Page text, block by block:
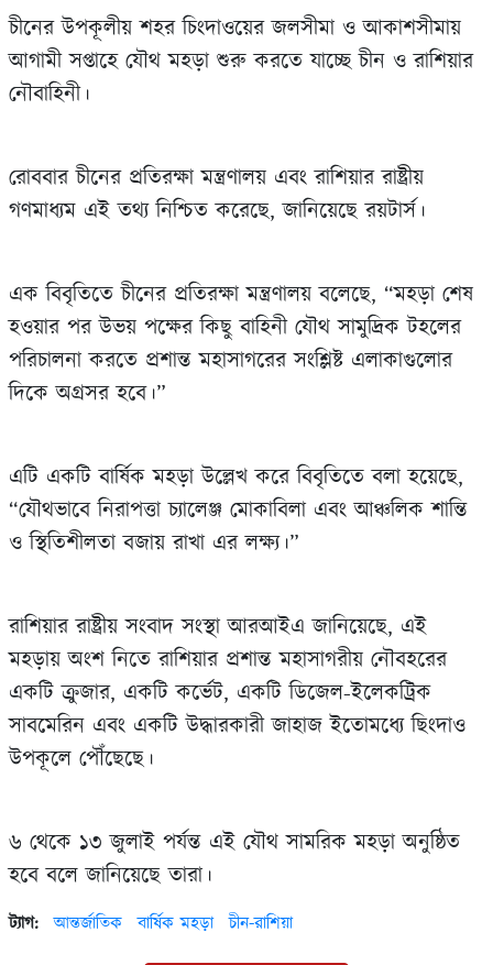
চীনের উপকূলীয় শহর চিংদাওয়ের জলসীমা ও আকাশসীমায়
আগামী সপ্তাহে যৌথ মহড়া শুরু করতে যাচ্ছে চীন ও রাশিয়ার
নৌবাহিনী।
রোববার চীনের প্রতিরক্ষা মন্ত্রণালয় এবং রাশিয়ার রাষ্ট্রীয়
গণমাধ্যম এই তথ্য নিশ্চিত করেছে, জানিয়েছে রয়টার্স।
এক বিবৃতিতে চীনের প্রতিরক্ষা মন্ত্রণালয় বলেছে, “মহড়া শেষ
হওয়ার পর উভয় পক্ষের কিছু বাহিনী যৌথ সামুদ্রিক টহলের
পরিচালনা করতে প্রশান্ত মহাসাগরের সংশ্লিষ্ট এলাকাগুলোর
দিকে অগ্রসর হবে।”
এটি একটি বার্ষিক মহড়া উল্লেখ করে বিবৃতিতে বলা হয়েছে,
“যৌথভাবে নিরাপত্তা চ্যালেঞ্জ মোকাবিলা এবং আঞ্চলিক শান্তি
ও স্থিতিশীলতা বজায় রাখা এর লক্ষ্য।”
রাশিয়ার রাষ্ট্রীয় সংবাদ সংস্থা আরআইএ জানিয়েছে, এই
মহড়ায় অংশ নিতে রাশিয়ার প্রশান্ত মহাসাগরীয় নৌবহরের
একটি ক্রুজার, একটি কর্ভেট, একটি ডিজেল-ইলেকট্রিক
সাবমেরিন এবং একটি উদ্ধারকারী জাহাজ ইতোমধ্যে ছিংদাও
উপকূলে পৌঁছেছে।
৬ থেকে ১৩ জুলাই পর্যন্ত এই যৌথ সামরিক মহড়া অনুষ্ঠিত
হবে বলে জানিয়েছে তারা।
ট্যাগ: আন্তর্জাতিক বার্ষিক মহড়া চীন-রাশিয়া